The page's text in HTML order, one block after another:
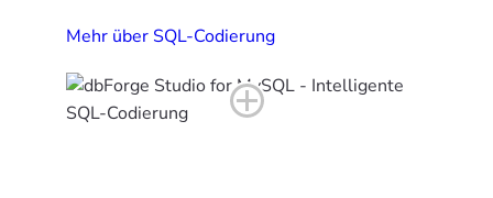
Mehr über SQL-Codierung